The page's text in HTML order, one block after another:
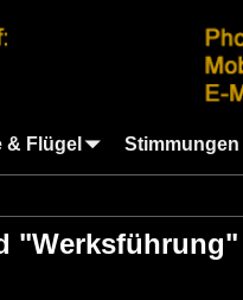
& Flügel Stimmungen
"Werksführung"